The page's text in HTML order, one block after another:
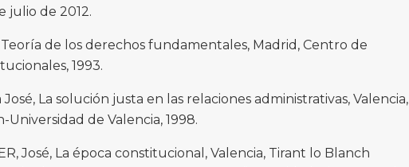
julio de 2012.
Teoría de los derechos fundamentales, Madrid, Centro de
1993.
José, La solución justa en las relaciones administrativas, Valencia,
Universidad de Valencia, 1998.
José, La época constitucional, Valencia, Tirant lo Blanch